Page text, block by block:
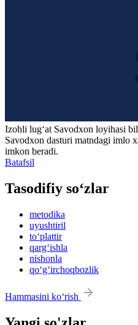
Izohli lugʻat Savodxon loyihasi
Savodxon dasturi matndagi imlo
imkon beradi.
Batafsil
Tasodifiy so‘zlar
metodika
uyushtiril
to‘plattir
qarg‘ishla
nishonla
qo‘g‘irchoqbozlik
Hammasini ko‘rish